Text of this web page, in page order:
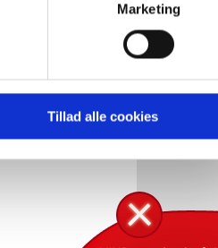
nedenfor kan du se hvilke
de pågældende cookies. Du har
tid er det ligeledes muligt, at
Marketing
Tillad alle cookies